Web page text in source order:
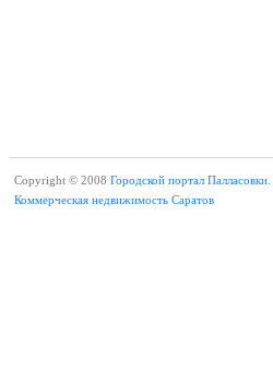
Copyright © 2008 Городской портал Палласовки.
Коммерческая недвижимость Саратов